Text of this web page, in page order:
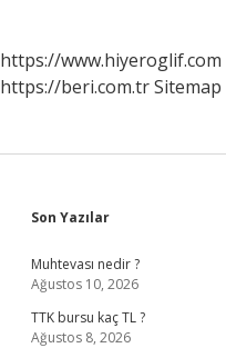
https://www.hiyeroglif.com
https://beri.com.trSitemap
Sidebar
Son Yazılar
Muhtevası nedir ?
Ağustos 10, 2026
TTK bursu kaç TL ?
Ağustos 8, 2026